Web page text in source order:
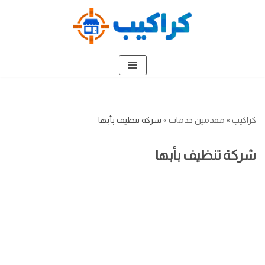
كراكيب» مقدمين خدمات» شركة تنظيف بأبها
شركة تنظيف بأبها